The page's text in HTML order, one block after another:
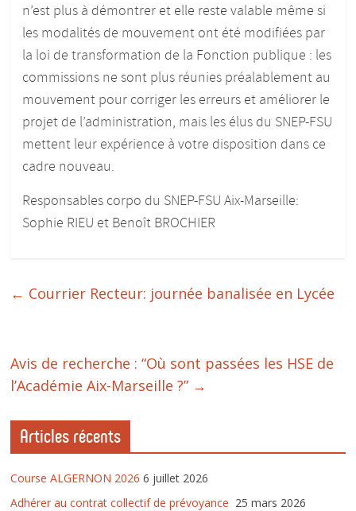
n’est plus à démontrer et elle reste valable même si
les modalités de mouvement ont été modifiées par
la loi de transformation de la Fonction publique : les
commissions ne sont plus réunies préalablement au
mouvement pour corriger les erreurs et améliorer le
projet de l’administration, mais les élus du SNEP-FSU
mettent leur expérience à votre disposition dans ce
cadre nouveau.
Responsables corpo du SNEP-FSU Aix-Marseille:
Sophie RIEU et Benoît BROCHIER
← Courrier Recteur: journée banalisée en Lycée
Avis de recherche : “Où sont passées les HSE de
l’Académie Aix-Marseille ?” →
Articles récents
Course ALGERNON 2026 6 juillet 2026
Adhérer au contrat collectif de prévoyance 25 mars 2026